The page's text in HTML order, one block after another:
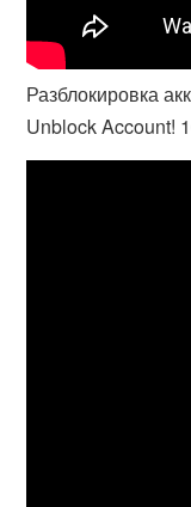
Разблокировка
Unblock Account!